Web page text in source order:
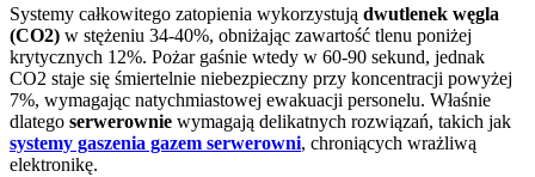
Systemy całkowitego zatopienia wykorzystują dwutlenek węgla
(CO2) w stężeniu 34-40%, obniżając zawartość tlenu poniżej
krytycznych 12%. Pożar gaśnie wtedy w 60-90 sekund, jednak
CO2 staje się śmiertelnie niebezpieczny przy koncentracji powyżej
7%, wymagając natychmiastowej ewakuacji personelu. Właśnie
dlatego serwerownie wymagają delikatnych rozwiązań, takich jak
systemy gaszenia gazem serwerowni, chroniących wrażliwą
elektronikę.